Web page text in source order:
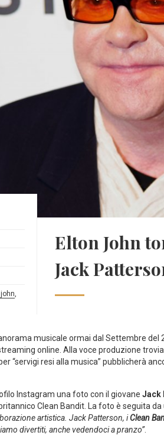
,
Elton John
Jack
musicale ormai dal Settembre del
online. Alla voce produzione
“servigi resi alla musica” pubblicherà
Instagram una foto con il giovane Jack
Clean Bandit. La foto è seguita
artistica. Jack Patterson, iClean
divertiti, anche vedendoci a pranzo”.